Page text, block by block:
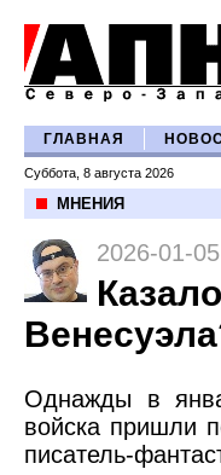
ГЛАВНАЯ
Суббота, 8 августа 2026
МНЕНИЯ
2026-01-05
Однажды в
войска пришли
писатель-